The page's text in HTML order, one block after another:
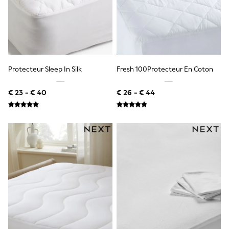
Crocs
Havaianas
Skechers
New In
New in from Next
New In
Trending: Top & Short Sets
THE SET
50 - 92cm
98 - 110cm
116 - 134cm
140 - 174cm
Dresses
Coats & Jackets
Sweatshirts & Hoodies
Protecteur Sleep In Silk
€ 23 - € 40
Fresh 100Protecteur En Coton
€ 26 - € 44